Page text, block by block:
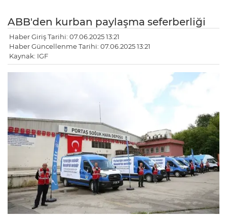
ABB'den kurban paylaşma seferberliği
Haber Giriş Tarihi: 07.06.2025 13:21
Haber Güncellenme Tarihi: 07.06.2025 13:21
Kaynak: IGF